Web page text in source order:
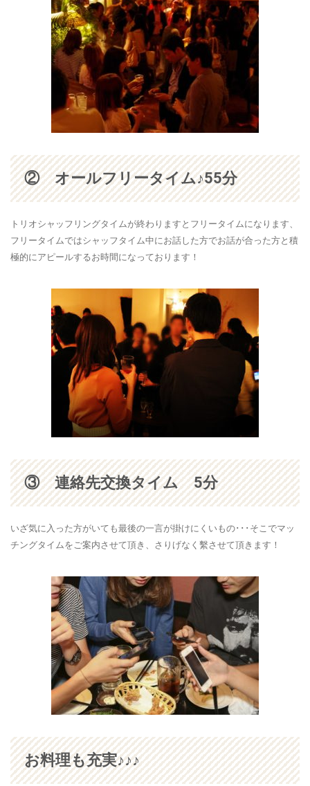
② オールフリータイム♪55分
トリオシャッフリングタイムが終わりますとフリータイムになります、
フリータイムではシャッフタイム中にお話した方でお話が合った方と積
極的にアピールするお時間になっております！
③ 連絡先交換タイム 5分
いざ気に入った方がいても最後の一言が掛けにくいもの･･･そこでマッ
チングタイムをご案内させて頂き、 さりげなく繫させて頂きます！
お料理も充実♪♪♪